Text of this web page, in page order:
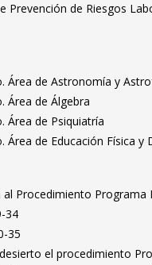
Prevención de Riesgos
Área de Astronomía y
Área de Álgebra
Área de Psiquiatría
de Educación Física y
Procedimiento Programa
34
35
el procedimiento